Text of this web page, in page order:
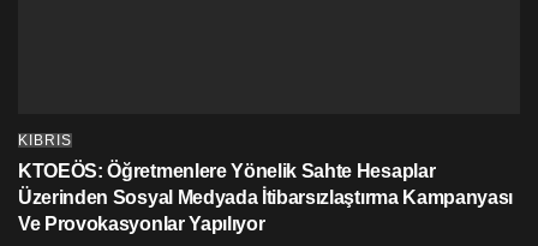
KIBRIS
KTOEÖS: Öğretmenlere Yönelik Sahte Hesaplar
Üzerinden Sosyal Medyada İtibarsızlaştırma Kampanyası
Ve Provokasyonlar Yapılıyor